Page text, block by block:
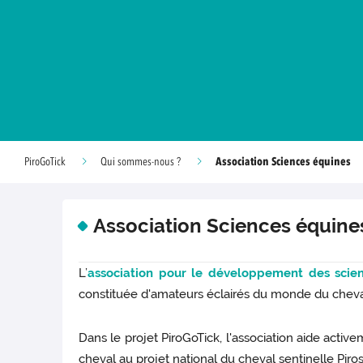
PiroGoTick Qui sommes-nous ? Association Sciences équines
Association Sciences
L’association pour le développement des
constituée d'amateurs éclairés du monde du
Dans le projet PiroGoTick, l'association aide
cheval au projet national du cheval sentinelle